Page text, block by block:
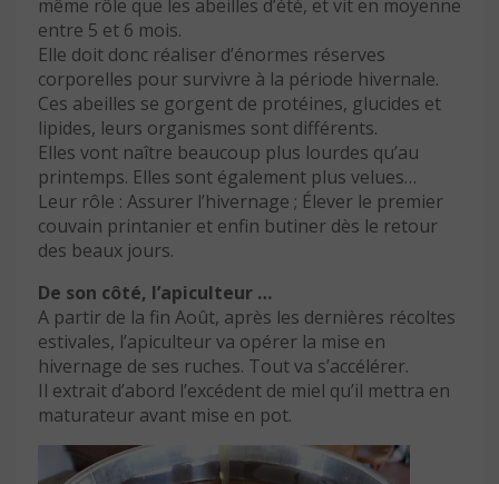
même rôle que les abeilles d’été, et vit en moyenne
entre 5 et 6 mois.
Elle doit donc réaliser d’énormes réserves
corporelles pour survivre à la période hivernale.
Ces abeilles se gorgent de protéines, glucides et
lipides, leurs organismes sont différents.
Elles vont naître beaucoup plus lourdes qu’au
printemps. Elles sont également plus velues…
Leur rôle : Assurer l’hivernage ; Élever le premier
couvain printanier et enfin butiner dès le retour
des beaux jours.
De son côté, l’apiculteur …
A partir de la fin Août, après les dernières récoltes
estivales, l’apiculteur va opérer la mise en
hivernage de ses ruches. Tout va s’accélérer.
Il extrait d’abord l’excédent de miel qu’il mettra en
maturateur avant mise en pot.